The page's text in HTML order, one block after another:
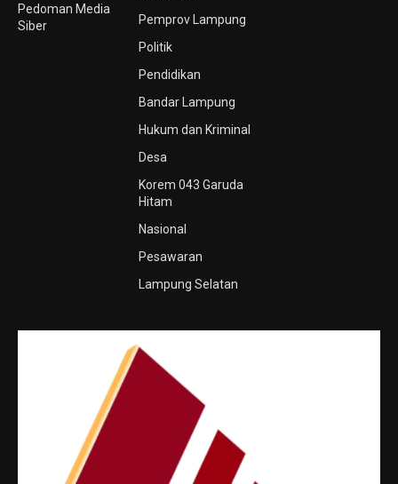
Pedoman Media
Siber
Pemprov Lampung
Politik
Pendidikan
Bandar Lampung
Hukum dan Kriminal
Desa
Korem 043 Garuda
Hitam
Nasional
Pesawaran
Lampung Selatan